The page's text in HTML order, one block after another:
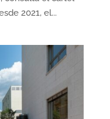
2021, el...